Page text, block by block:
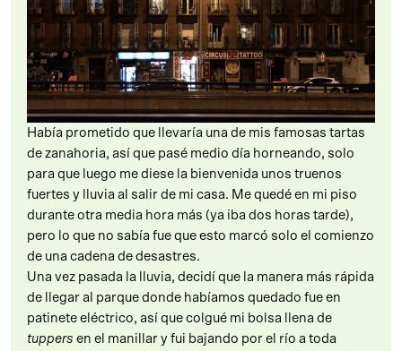
Había prometido que llevaría una de mis famosas tartas
de zanahoria, así que pasé medio día horneando, solo
para que luego me diese la bienvenida unos truenos
fuertes y lluvia al salir de mi casa. Me quedé en mi piso
durante otra media hora más (ya iba dos horas tarde),
pero lo que no sabía fue que esto marcó solo el comienzo
de una cadena de desastres.
Una vez pasada la lluvia, decidí que la manera más rápida
de llegar al parque donde habíamos quedado fue en
patinete eléctrico, así que colgué mi bolsa llena de
tuppers en el manillar y fui bajando por el río a toda